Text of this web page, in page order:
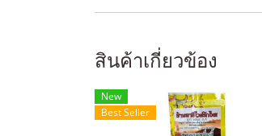
สินค้าเกี่ยวข้อง
New
Best Seller